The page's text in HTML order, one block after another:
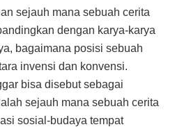
sejauh mana sebuah cerita
dengan karya-karya
bagaimana posisi sebuah
invensi dan konvensi.
bisa disebut sebagai
sejauh mana sebuah cerita
sosial-budaya tempat